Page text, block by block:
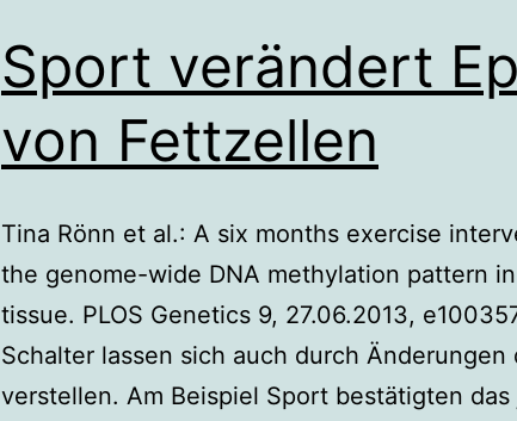
Sport verändert
von Fettzellen
Tina Rönn et al.: A six months exercise
the genome-wide DNA methylation pattern
tissue. PLOS Genetics 9, 27.06.2013,
Schalter lassen sich auch durch Änderungen
verstellen. Am Beispiel Sport bestätigten